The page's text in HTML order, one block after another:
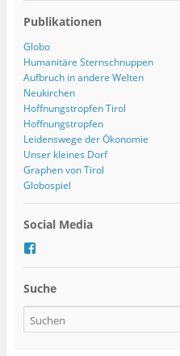
Publikationen
Globo
Humanitäre Sternschnuppen
Aufbruch in andere Welten
Neukirchen
Hoffnungstropfen Tirol
Hoffnungstropfen
Leidenswege der Ökonomie
Unser kleines Dorf
Graphen von Tirol
Globospiel
Social Media
f
v
Suche